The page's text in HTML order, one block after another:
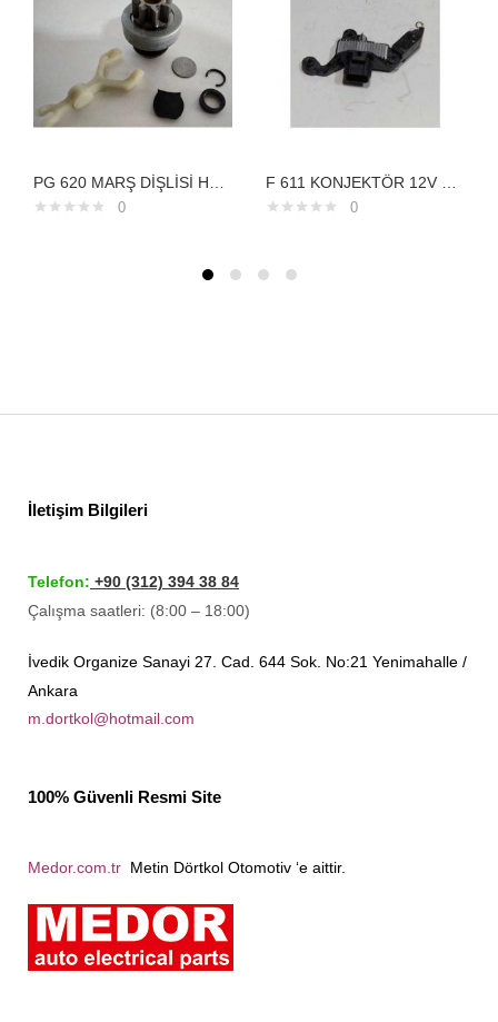
0 0
İletişim Bilgileri
Telefon: +90 (312) 394 38 84
Çalışma saatleri: (8:00 – 18:00)
İvedik Organize Sanayi 27. Cad. 644 Sok. No:21 Yenimahalle /
Ankara
m.dortkol@hotmail.com
100% Güvenli Resmi Site
Medor.com.tr Metin Dörtkol Otomotiv ‘e aittir.